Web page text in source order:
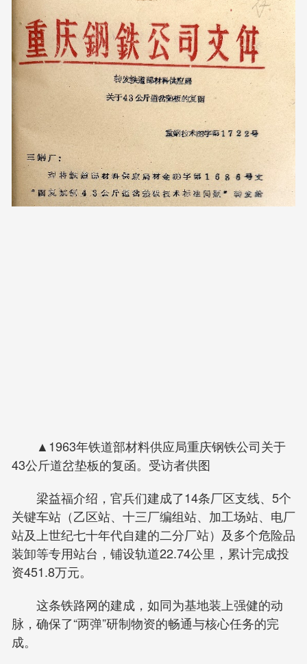
▲1963年铁道部材料供应局重庆钢铁公司关于
43公斤道岔垫板的复函。受访者供图
梁益福介绍，官兵们建成了14条厂区支线、5个
关键车站（乙区站、十三厂编组站、加工场站、电厂
站及上世纪七十年代自建的二分厂站）及多个危险品
装卸等专用站台，铺设轨道22.74公里，累计完成投
资451.8万元。
这条铁路网的建成，如同为基地装上强健的动
脉，确保了“两弹”研制物资的畅通与核心任务的完
成。